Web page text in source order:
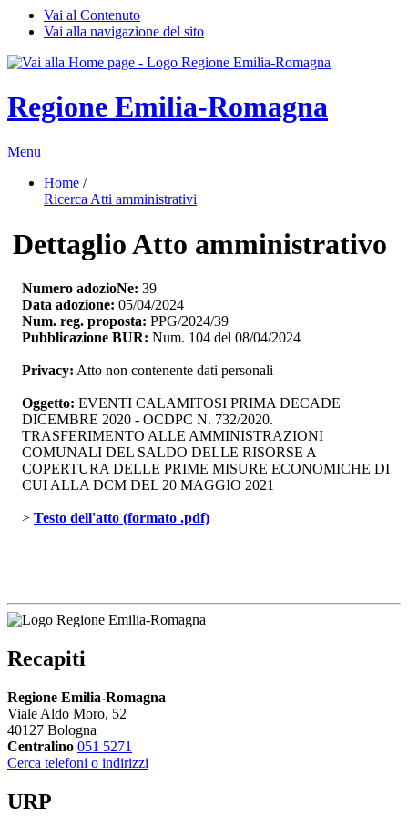
Vai al Contenuto
Vai alla navigazione del sito
Regione Emilia-Romagna
Menu
Home /
Ricerca Atti amministrativi
Dettaglio Atto amministrativo
Numero adozioNe: 39
Data adozione: 05/04/2024
Num. reg. proposta: PPG/2024/39
Pubblicazione BUR: Num. 104 del 08/04/2024
Privacy: Atto non contenente dati personali
Oggetto: EVENTI CALAMITOSI PRIMA DECADE
DICEMBRE 2020 - OCDPC N. 732/2020.
TRASFERIMENTO ALLE AMMINISTRAZIONI
COMUNALI DEL SALDO DELLE RISORSE A
COPERTURA DELLE PRIME MISURE ECONOMICHE DI
CUI ALLA DCM DEL 20 MAGGIO 2021
> Testo dell'atto (formato .pdf)
Recapiti
Regione Emilia-Romagna
Viale Aldo Moro, 52
40127 Bologna
Centralino 051 5271
Cerca telefoni o indirizzi
URP